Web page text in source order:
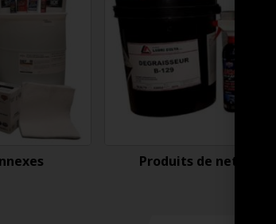
Produits de nettoyage